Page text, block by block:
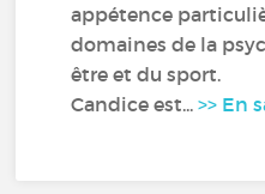
appétence
domaines de la
être et du sport.
Candice est...>> En